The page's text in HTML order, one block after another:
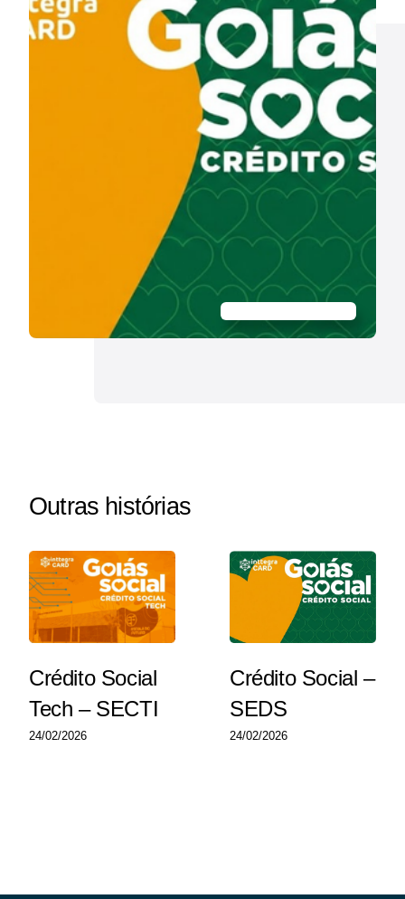
Acesso à Informação
Outras histórias
Crédito Social
Tech – SECTI
24/02/2026
Crédito Social –
SEDS
24/02/2026